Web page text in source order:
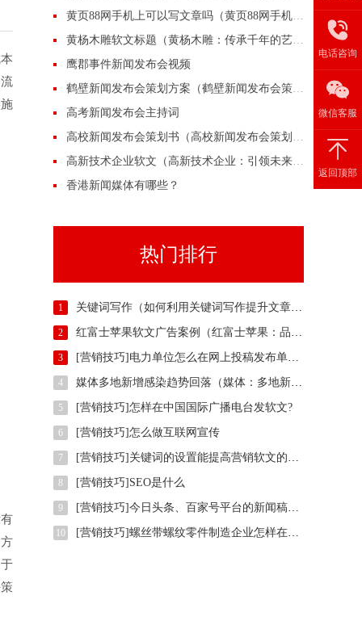
黄页88网手机上可以写文章吗（黄页88网手机上可以写文章吗？）
黄杨木雕软文标题（黄杨木雕：传承千年的艺术之美）
鹰郡事件新闻发布会视频
鹤壁新闻发布会策划方案（鹤壁新闻发布会策划方案）
高考新闻发布会主持词
高校新闻发布会策划书（高校新闻发布会策划书）
高新技术企业软文（高新技术企业：引领未来的创新力量）
香港新闻媒体有哪些？
热门排行
1 关键词写作（如何利用关键词写作提升文章吸引力）
2 红富士苹果软文广告案例（红富士苹果：品质与美味的完美结合）
3 [营销技巧]电力单位怎么在网上投稿发布单位正能量推广稿件？
4 媒体多地新增感染趋势回落（媒体：多地新增感染趋势回落）
5 [营销技巧]怎样在中国国际广播电台发软文?
6 [营销技巧]怎么做互联网宣传
7 [营销技巧]关键词的设置能提高营销软文的效果吗?
8 [营销技巧]SEO是什么
9 [营销技巧]今日头条、百家号平台的新闻稿标题关键词该怎么写？
10 [营销技巧]螺丝带螺纹零件制造企业怎样在权威信息门户网站发稿?
电话咨询
微信客服
返回顶部